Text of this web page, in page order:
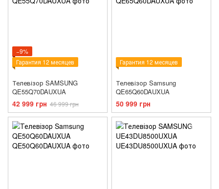
−9%
Гарантия 12 месяцев
Телевізор SAMSUNG
QE55Q70DAUXUA
42 999 грн 46 999 грн
Гарантия 12 месяцев
Телевізор Samsung
QE65Q60DAUXUA
50 999 грн